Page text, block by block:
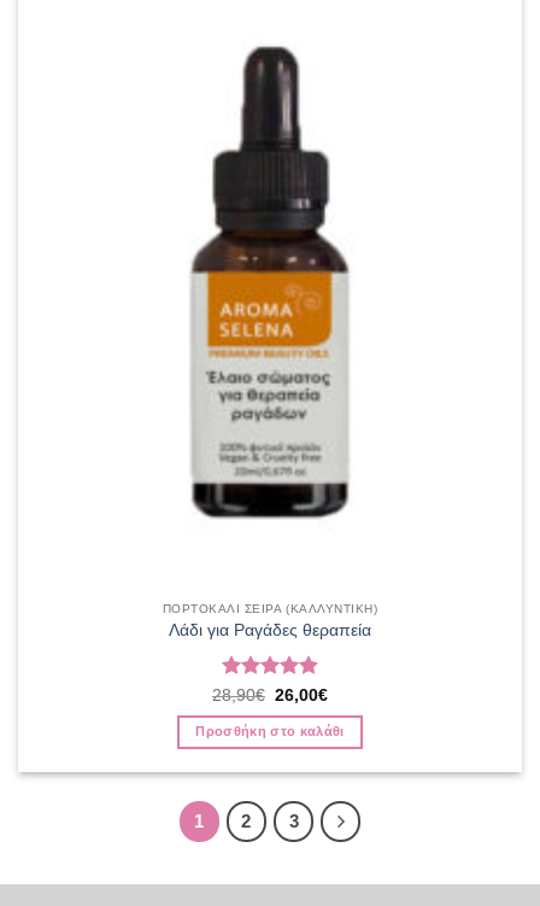
ΠΟΡΤΟΚΑΛΙ ΣΕΙΡΑ (ΚΑΛΛΥΝΤΙΚΗ)
Λάδι για Ραγάδες θεραπεία
Βαθμολογήθηκε
με4.92
από 5
28,90€ Original
price
was:
28,90€.
26,00€Η
τιμή
είναι:
Προσθήκη στο καλάθι
1 2 3